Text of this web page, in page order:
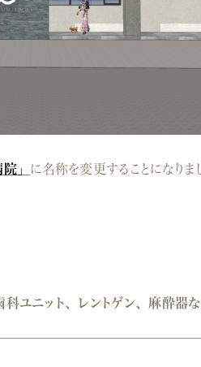
」 に名称を変更することになりま
ユニット、レントゲン、麻酔器